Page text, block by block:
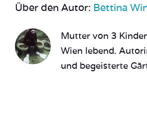
Über den Autor: Bettina
Mutter von 3
Wien lebend.
und begeisterte